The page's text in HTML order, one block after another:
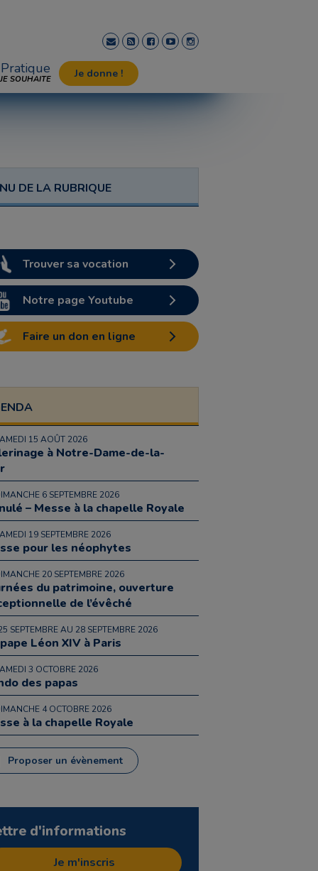
Pratique
JE SOUHAITE Je donne !
DE LA RUBRIQUE
Trouver sa vocation
Notre page Youtube
Faire un don en ligne
15 AOÛT 2026
à Notre-Dame-de-la-
6 SEPTEMBRE 2026
– Messe à la chapelle Royale
19 SEPTEMBRE 2026
pour les néophytes
20 SEPTEMBRE 2026
du patrimoine, ouverture
de l’évêché
SEPTEMBRE AU 28 SEPTEMBRE 2026
Léon XIV à Paris
3 OCTOBRE 2026
des papas
4 OCTOBRE 2026
à la chapelle Royale
Proposer un évènement
d'informations
Je m'inscris